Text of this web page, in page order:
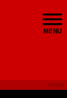
MENU